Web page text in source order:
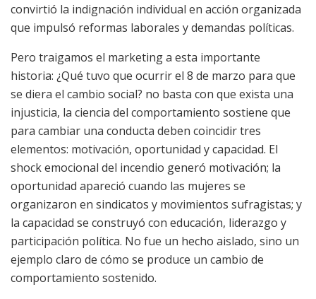
convirtió la indignación individual en acción organizada
que impulsó reformas laborales y demandas políticas.
Pero traigamos el marketing a esta importante
historia: ¿Qué tuvo que ocurrir el 8 de marzo para que
se diera el cambio social? no basta con que exista una
injusticia, la ciencia del comportamiento sostiene que
para cambiar una conducta deben coincidir tres
elementos: motivación, oportunidad y capacidad. El
shock emocional del incendio generó motivación; la
oportunidad apareció cuando las mujeres se
organizaron en sindicatos y movimientos sufragistas; y
la capacidad se construyó con educación, liderazgo y
participación política. No fue un hecho aislado, sino un
ejemplo claro de cómo se produce un cambio de
comportamiento sostenido.